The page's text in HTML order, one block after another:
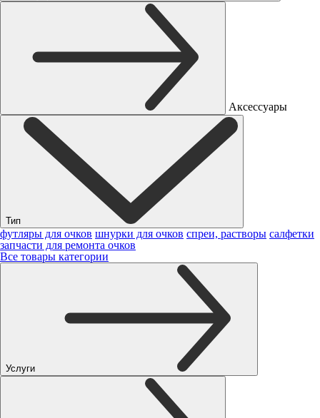
Аксессуары
Тип
футляры для очков шнурки для очков спреи, растворы салфетки
запчасти для ремонта очков
Все товары категории
Услуги